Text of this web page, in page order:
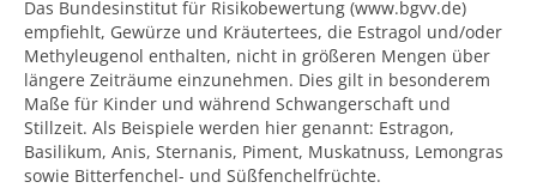
Das Bundesinstitut für Risikobewertung (www.bgvv.de)
empfiehlt, Gewürze und Kräutertees, die Estragol und/oder
Methyleugenol enthalten, nicht in größeren Mengen über
längere Zeiträume einzunehmen. Dies gilt in besonderem
Maße für Kinder und während Schwangerschaft und
Stillzeit. Als Beispiele werden hier genannt: Estragon,
Basilikum, Anis, Sternanis, Piment, Muskatnuss, Lemongras
sowie Bitterfenchel- und Süßfenchelfrüchte.